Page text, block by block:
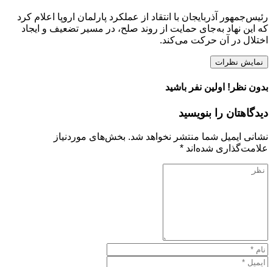
رئیس‌جمهور آذربایجان با انتقاد از عملکرد پارلمان اروپا اعلام کرد
که این نهاد به‌جای حمایت از روند صلح، در مسیر تضعیف و ایجاد
اختلال در آن حرکت می‌کند.
نمایش نظرات
بدون نظر! اولین نفر باشید
دیدگاهتان را بنویسید
نشانی ایمیل شما منتشر نخواهد شد. بخش‌های موردنیاز
علامت‌گذاری شده‌اند *